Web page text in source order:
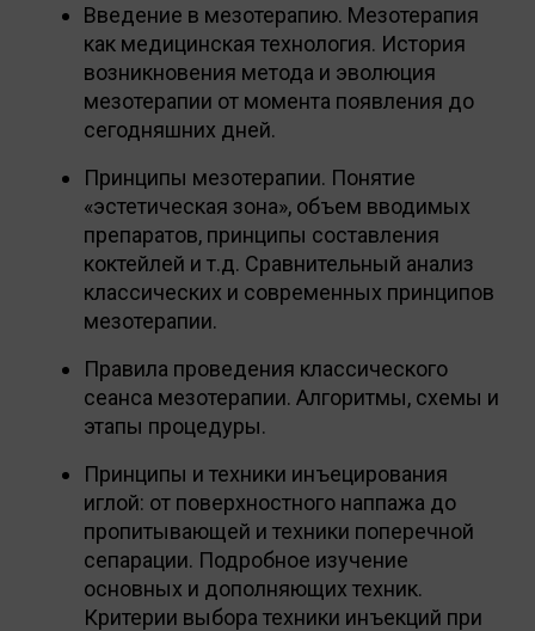
Введение в мезотерапию. Мезотерапия
как медицинская технология. История
возникновения метода и эволюция
мезотерапии от момента появления до
сегодняшних дней.
Принципы мезотерапии. Понятие
«эстетическая зона», объем вводимых
препаратов, принципы составления
коктейлей и т.д. Сравнительный анализ
классических и современных принципов
мезотерапии.
Правила проведения классического
сеанса мезотерапии. Алгоритмы, схемы и
этапы процедуры.
Принципы и техники инъецирования
иглой: от поверхностного наппажа до
пропитывающей и техники поперечной
сепарации. Подробное изучение
основных и дополняющих техник.
Критерии выбора техники инъекций при